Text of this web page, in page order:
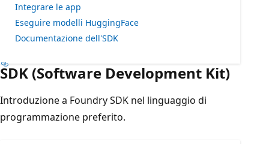
Integrare le app
Eseguire modelli HuggingFace
Documentazione dell'SDK
SDK (Software Development Kit)
Introduzione a Foundry SDK nel linguaggio di
programmazione preferito.